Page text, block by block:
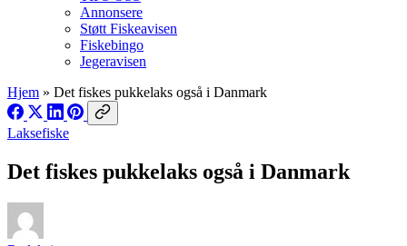
Annonsere
Støtt Fiskeavisen
Fiskebingo
Jegeravisen
Hjem » Det fiskes pukkelaks også i Danmark
Laksefiske
Det fiskes pukkelaks også i Danmark